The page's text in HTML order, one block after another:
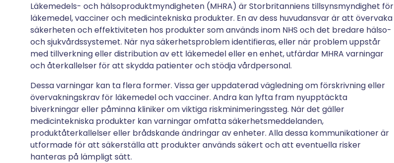
Kopiera länk
Läkemedels- och hälsoproduktmyndigheten (MHRA) är Storbritanniens tillsynsmyndighet för
läkemedel, vacciner och medicintekniska produkter. En av dess huvudansvar är att övervaka
säkerheten och effektiviteten hos produkter som används inom NHS och det bredare hälso-
och sjukvårdssystemet. När nya säkerhetsproblem identifieras, eller när problem uppstår
med tillverkning eller distribution av ett läkemedel eller en enhet, utfärdar MHRA varningar
och återkallelser för att skydda patienter och stödja vårdpersonal.
Dessa varningar kan ta flera former. Vissa ger uppdaterad vägledning om förskrivning eller
övervakningskrav för läkemedel och vacciner. Andra kan lyfta fram nyupptäckta
biverkningar eller påminna kliniker om viktiga riskminimeringssteg. När det gäller
medicintekniska produkter kan varningar omfatta säkerhetsmeddelanden,
produktåterkallelser eller brådskande ändringar av enheter. Alla dessa kommunikationer är
utformade för att säkerställa att produkter används säkert och att eventuella risker
hanteras på lämpligt sätt.